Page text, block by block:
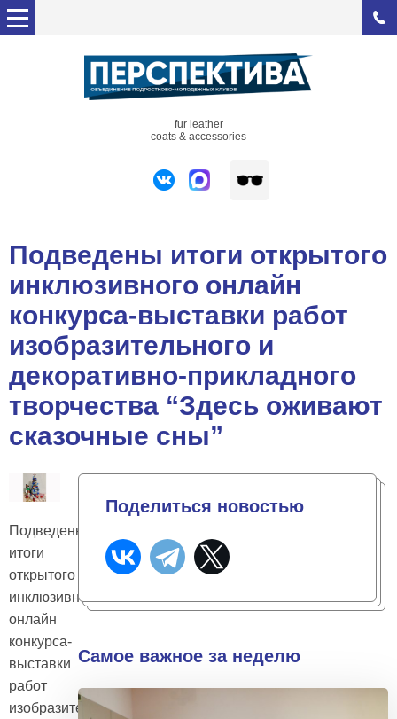
fur leather
coats & accessories
Подведены итоги открытого
инклюзивного онлайн
конкурса-выставки работ
изобразительного и
декоративно-прикладного
творчества “Здесь оживают
сказочные сны”
Подведены
итоги
открытого
инклюзивного
онлайн
конкурса-
выставки
работ
изобразительного
Поделиться новостью
Самое важное за неделю